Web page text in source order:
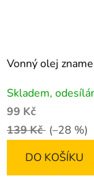
Vonný olej
Skladem,
99 Kč
139 Kč (–28 %)
DO KOŠÍKU